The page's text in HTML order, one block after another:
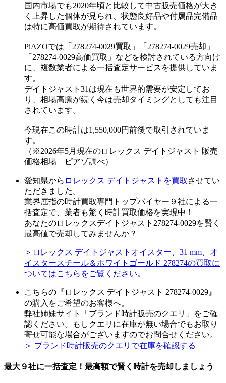
国内市場でも2020年頃と比較して中古販売価格が大き
く上昇した個体が見られ、状態良好品や付属品完備品
は特に高価買取が期待されています。
PiAZOでは「278274-0029買取」「278274-0029売却」
「278274-0029高価買取」などを検討されている方向け
に、複数業者による一括査定サービスを提供していま
す。
デイトジャスト31は現在も世界的需要が安定してお
り、相場高騰が続く今は売却タイミングとしても注目
されています。
今現在この時計は1,550,000円前後で取引されていま
す。
（※2026年5月現在のロレックス デイトジャスト 販売
価格相場 ピアゾ調べ）
愛知県から ロレックス デイトジャストを買取 させてい
ただきました。
業界屈指の時計買取専門トップバイヤー９社による一
括査定で、業者も驚く時計買取価格を実現中！
あなたのロレックスデイトジャスト278274-0029を賢く
最高値で売却してみませんか？
＞ロレックス デイトジャストオイスター、31 mm、オ
イスタースチール＆ホワイトゴールド 278274の買取に
ついてはこちらをご覧ください。
こちらの『ロレックス デイトジャスト 278274-0029』
の購入をご希望のお客様へ。
弊社姉妹サイト「ブランド時計販売のクエリ」をご確
認ください。もしクエリに在庫が無い場合でもお取り
寄せ可能な場合がございますのでお問合せください。
＞ ブランド時計販売のクエリで在庫を確認する
最大９社に一括査定！ 最高額で賢く時計を売却しましょう